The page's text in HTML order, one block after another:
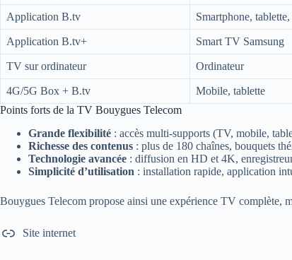
Application B.tv Smartphone, tablette,
Application B.tv+ Smart TV Samsung
TV sur ordinateur Ordinateur
4G/5G Box + B.tv Mobile, tablette
Points forts de la TV Bouygues Telecom
Grande flexibilité : accès multi-supports (TV, mobile,
Richesse des contenus : plus de 180 chaînes, bouquets
Technologie avancée : diffusion en HD et 4K,
Simplicité d’utilisation : installation rapide, application
Bouygues Telecom propose ainsi une expérience TV complète,
Site internet